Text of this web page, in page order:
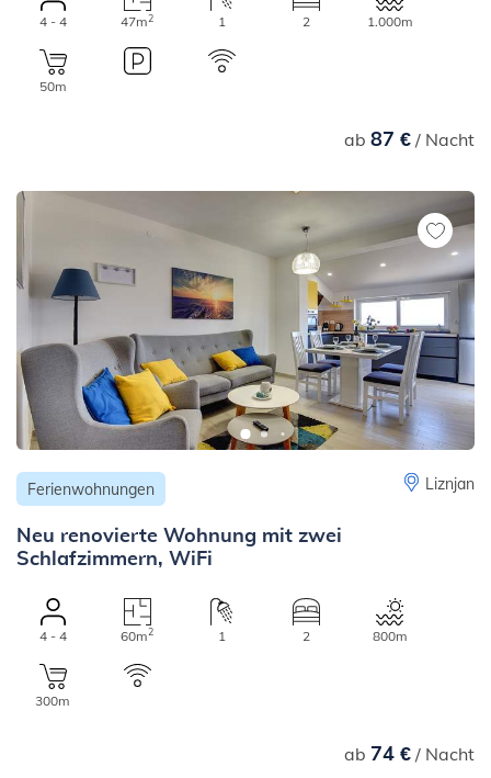
4 - 4 47m2 1 2 1.000m
50m
ab 87 €/ Nacht
Ferienwohnungen Liznjan
Neu renovierte Wohnung mit zwei
Schlafzimmern, WiFi
4 - 4 60m2 1 2 800m
300m
ab 74 €/ Nacht